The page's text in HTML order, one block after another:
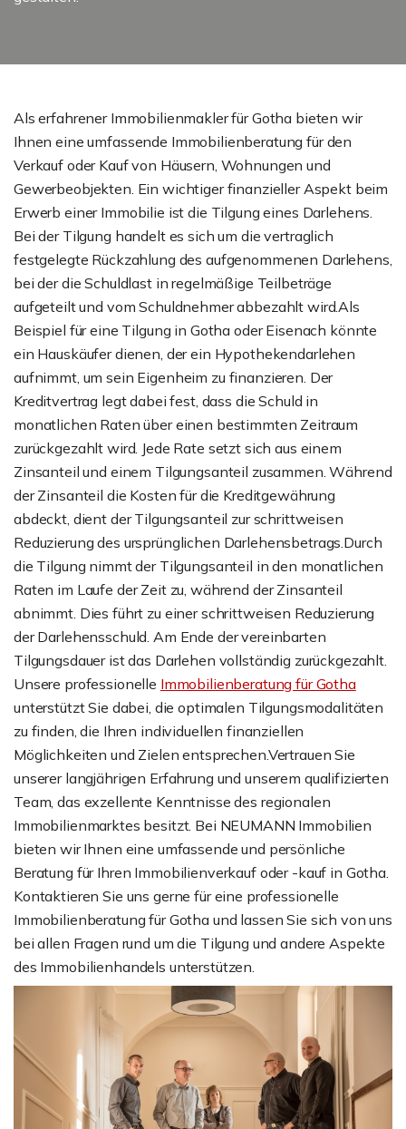
Als erfahrener Immobilienmakler für Gotha bieten wir
Ihnen eine umfassende Immobilienberatung für den
Verkauf oder Kauf von Häusern, Wohnungen und
Gewerbeobjekten. Ein wichtiger finanzieller Aspekt beim
Erwerb einer Immobilie ist die Tilgung eines Darlehens.
Bei der Tilgung handelt es sich um die vertraglich
festgelegte Rückzahlung des aufgenommenen Darlehens,
bei der die Schuldlast in regelmäßige Teilbeträge
aufgeteilt und vom Schuldnehmer abbezahlt wird.Als
Beispiel für eine Tilgung in Gotha oder Eisenach könnte
ein Hauskäufer dienen, der ein Hypothekendarlehen
aufnimmt, um sein Eigenheim zu finanzieren. Der
Kreditvertrag legt dabei fest, dass die Schuld in
monatlichen Raten über einen bestimmten Zeitraum
zurückgezahlt wird. Jede Rate setzt sich aus einem
Zinsanteil und einem Tilgungsanteil zusammen. Während
der Zinsanteil die Kosten für die Kreditgewährung
abdeckt, dient der Tilgungsanteil zur schrittweisen
Reduzierung des ursprünglichen Darlehensbetrags.Durch
die Tilgung nimmt der Tilgungsanteil in den monatlichen
Raten im Laufe der Zeit zu, während der Zinsanteil
abnimmt. Dies führt zu einer schrittweisen Reduzierung
der Darlehensschuld. Am Ende der vereinbarten
Tilgungsdauer ist das Darlehen vollständig zurückgezahlt.
Unsere professionelle Immobilienberatung für Gotha
unterstützt Sie dabei, die optimalen Tilgungsmodalitäten
zu finden, die Ihren individuellen finanziellen
Möglichkeiten und Zielen entsprechen.Vertrauen Sie
unserer langjährigen Erfahrung und unserem qualifizierten
Team, das exzellente Kenntnisse des regionalen
Immobilienmarktes besitzt. Bei NEUMANN Immobilien
bieten wir Ihnen eine umfassende und persönliche
Beratung für Ihren Immobilienverkauf oder -kauf in Gotha.
Kontaktieren Sie uns gerne für eine professionelle
Immobilienberatung für Gotha und lassen Sie sich von uns
bei allen Fragen rund um die Tilgung und andere Aspekte
des Immobilienhandels unterstützen.